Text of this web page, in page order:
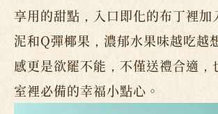
享用的甜點，入口即化的布丁裡加
泥和Q彈椰果，濃郁水果味越吃越
感更是欲罷不能，不僅送禮合適，
室裡必備的幸福小點心。